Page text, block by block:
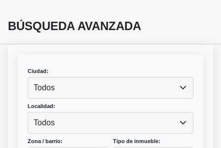
BÚSQUEDA AVANZADA
Ciudad:
Todos
Localidad:
Todos
Zona / barrio: Tipo de inmueble: